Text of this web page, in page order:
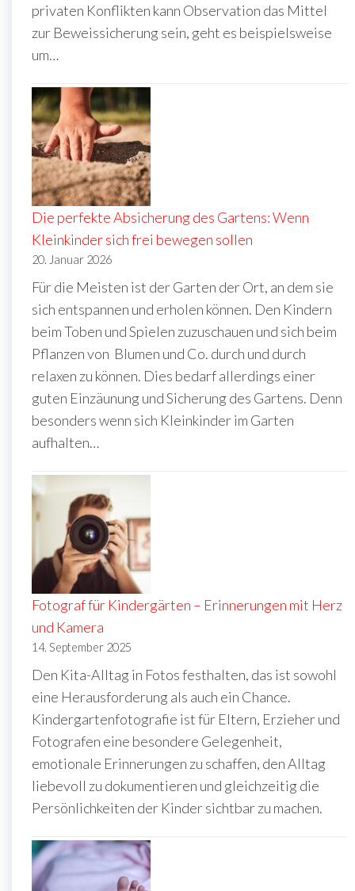
privaten Konflikten kann Observation das Mittel
zur Beweissicherung sein, geht es beispielsweise
um…
Die perfekte Absicherung des Gartens: Wenn
Kleinkinder sich frei bewegen sollen
20. Januar 2026
Für die Meisten ist der Garten der Ort, an dem sie
sich entspannen und erholen können. Den Kindern
beim Toben und Spielen zuzuschauen und sich beim
Pflanzen von Blumen und Co. durch und durch
relaxen zu können. Dies bedarf allerdings einer
guten Einzäunung und Sicherung des Gartens. Denn
besonders wenn sich Kleinkinder im Garten
aufhalten…
Fotograf für Kindergärten – Erinnerungen mit Herz
und Kamera
14. September 2025
Den Kita-Alltag in Fotos festhalten, das ist sowohl
eine Herausforderung als auch ein Chance.
Kindergartenfotografie ist für Eltern, Erzieher und
Fotografen eine besondere Gelegenheit,
emotionale Erinnerungen zu schaffen, den Alltag
liebevoll zu dokumentieren und gleichzeitig die
Persönlichkeiten der Kinder sichtbar zu machen.